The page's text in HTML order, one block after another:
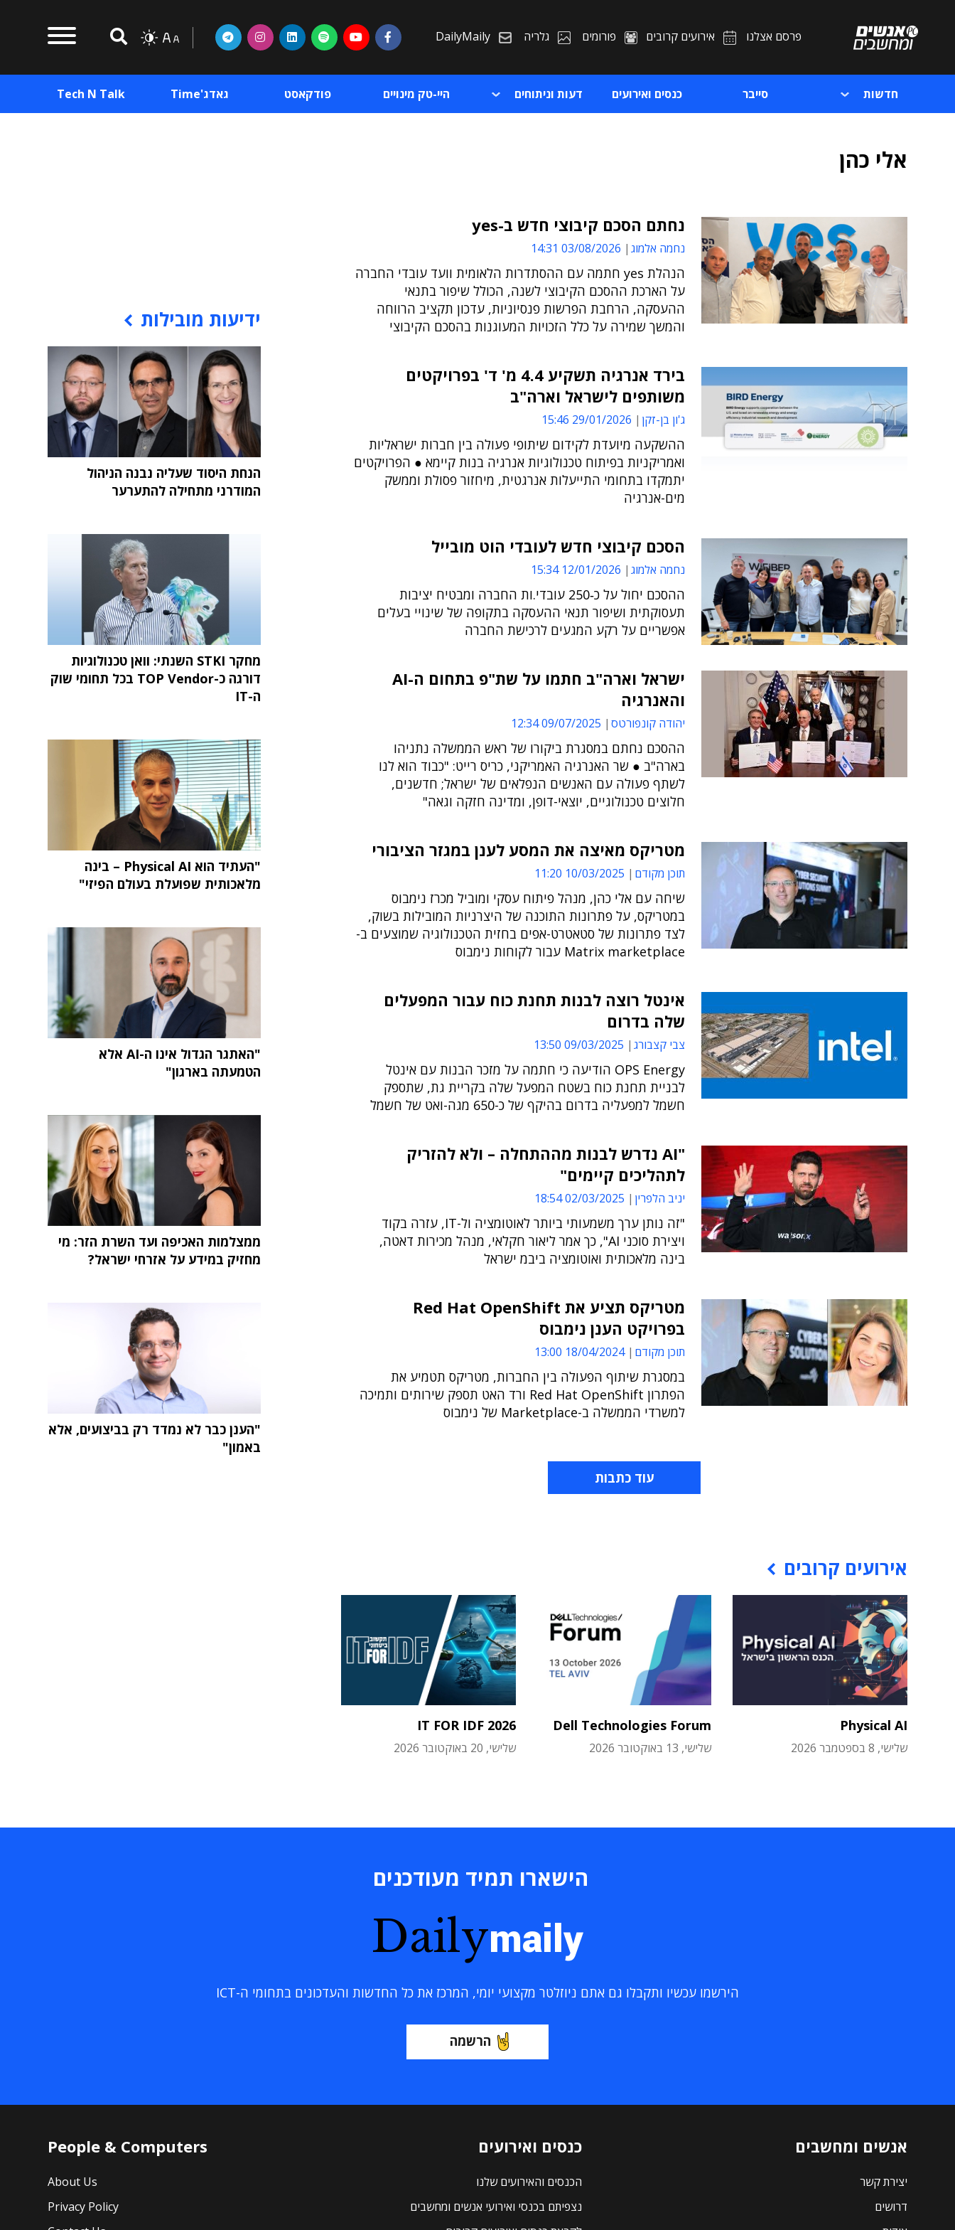
פרסם אצלנו אירועים קרובים פורומים גלריה DailyMaily
חדשות סייבר כנסים ואירועים דעות וניתוחים היי-טק מינויים פודקאסט גאדג'Time Tech N Talk
אלי כהן
נחתם הסכם קיבוצי חדש ב-yes
נחמה אלמוג 03/08/2026 14:31
הנהלת yes חתמה עם ההסתדרות הלאומית וועד עובדי החברה
על הארכת ההסכם הקיבוצי לשנה, הכולל שיפור בתנאי
ההעסקה, הרחבת הפרשות פנסיוניות, עדכון תקציב הרווחה
והמשך שמירה על כלל הזכויות המעוגנות בהסכם הקיבוצי
בירד אנרגיה תשקיע 4.4 מ' ד' בפרויקטים
משותפים לישראל וארה"ב
ג'ון בן-זקן 29/01/2026 15:46
ההשקעה מיועדת לקידום שיתופי פעולה בין חברות ישראליות
ואמריקניות בפיתוח טכנולוגיות אנרגיה בנות קיימא ● הפרויקטים
יתמקדו בתחומי התייעלות אנרגטית, מיחזור פסולת וממשק
מים-אנרגיה
הסכם קיבוצי חדש לעובדי הוט מובייל
נחמה אלמוג 12/01/2026 15:34
ההסכם יחול על כ‑250 עובדי.ות החברה ומבטיח יציבות
תעסוקתית ושיפור תנאי ההעסקה בתקופה של שינויי בעלים
אפשריים על רקע המגעים לרכישת החברה
ישראל וארה"ב חתמו על שת"פ בתחום ה-AI
והאנרגיה
יהודה קונפורטס 09/07/2025 12:34
ההסכם נחתם במסגרת ביקורו של ראש הממשלה נתניהו
בארה"ב ● שר האנרגיה האמריקני, כריס רייט: "כבוד הוא לנו
לשתף פעולה עם האנשים הנפלאים של ישראל; חדשנים,
חלוצים טכנולוגיים, יוצאי-דופן, ומדינה חזקה וגאה"
מטריקס מאיצה את המסע לענן במגזר הציבורי
תוכן מקודם 10/03/2025 11:20
שיחה עם אלי כהן, מנהל פיתוח עסקי ומוביל מכרז נימבוס
במטריקס, על פתרונות התוכנה של היצרניות המובילות בשוק,
לצד פתרונות של סטאטרט-אפים בחזית הטכנולוגיה שמוצעים ב-
Matrix marketplace עבור לקוחות נימבוס
אינטל רוצה לבנות תחנת כוח עבור המפעלים
שלה בדרום
צבי קצבורג 09/03/2025 13:50
OPS Energy הודיעה כי חתמה על מזכר הבנות עם אינטל
לבניית תחנת כוח בשטח המפעל שלה בקריית גת, שתספק
חשמל למפעליה בדרום בהיקף של כ-650 מגה-ואט של חשמל
"AI נדרש לבנות מההתחלה – ולא להזריק
לתהליכים קיימים"
יניב הלפרין 02/03/2025 18:54
"זה נותן ערך משמעותי ביותר לאוטומציה ול-IT, עזרה בקוד
ויצירת סוכני AI", כך אמר ליאור חקלאי, מנהל מכירות דאטה,
בינה מלאכותית ואוטומציה ביבמ ישראל
מטריקס תציע את Red Hat OpenShift
בפרויקט הענן נימבוס
תוכן מקודם 18/04/2024 13:00
במסגרת שיתוף הפעולה בין החברות, מטריקס תטמיע את
הפתרון Red Hat OpenShift ורד האט תספק שירותים ותמיכה
למשרדי הממשלה ב-Marketplace של נימבוס
עוד כתבות
אירועים קרובים
Physical AI
שלישי, 8 בספטמבר 2026
Dell Technologies Forum
שלישי, 13 באוקטובר 2026
IT FOR IDF 2026
שלישי, 20 באוקטובר 2026
ידיעות מובילות
הנחת היסוד שעליה נבנה הניהול
המודרני מתחילה להתערער
מחקר STKI השנתי: וואן טכנולוגיות
דורגה כ-TOP Vendor בכל תחומי שוק
ה-IT
"העתיד הוא Physical AI – בינה
מלאכותית שפועלת בעולם הפיזי"
"האתגר הגדול אינו ה-AI אלא
הטמעתה בארגון"
ממצלמות האכיפה ועד השרת הזר: מי
מחזיק במידע על אזרחי ישראל?
"הענן כבר לא נמדד רק בביצועים, אלא
באמון"
הישארו תמיד מעודכנים
Dailymaily
הירשמו עכשיו ותקבלו גם אתם ניוזלטר מקצועי יומי, המרכז את כל החדשות והעדכונים בתחומי ה-ICT
הרשמה
אנשים ומחשבים
יצירת קשר
דרושים
כנסים ואירועים
הכנסים והאירועים שלנו
נצפיתם בכנסי ואירועי אנשים ומחשבים
People & Computers
About Us
Privacy Policy